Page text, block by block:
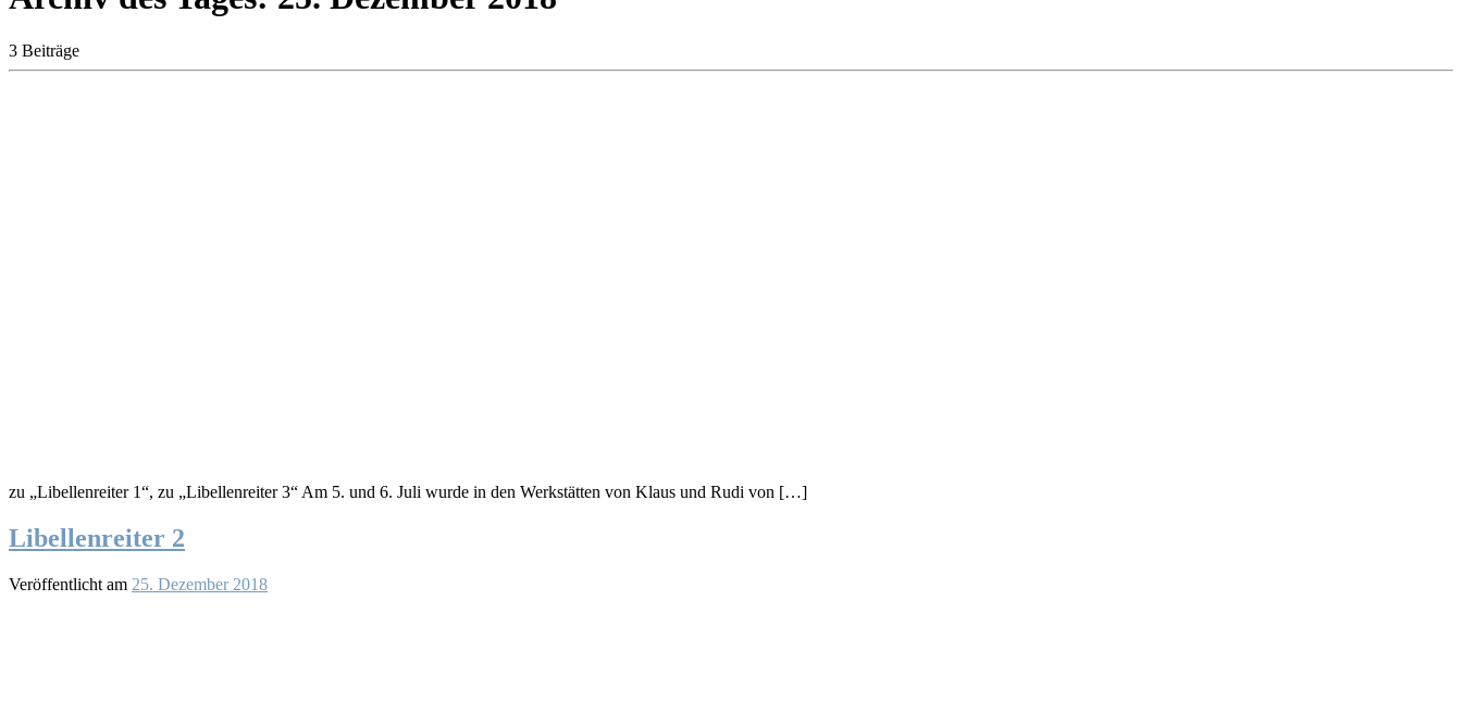
3 Beiträge
zu „Libellenreiter 1“, zu „Libellenreiter 3“ Am 5. und 6. Juli wurde in den Werkstätten von Klaus und Rudi von […]
Libellenreiter 2
Veröffentlicht am 25. Dezember 2018